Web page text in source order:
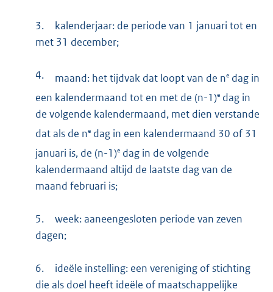
3.
kalenderjaar: de periode van 1 januari tot en
met 31 december;
4. maand: het tijdvak dat loopt van de nedag in
een kalendermaand tot en met de (n-1)edag in
de volgende kalendermaand, met dien verstande
dat als de nedag in een kalendermaand 30 of 31
januari is, de (n-1)edag in de volgende
kalendermaand altijd de laatste dag van de
maand februari is;
5.
week: aaneengesloten periode van zeven
dagen;
6.
ideële instelling: een vereniging of stichting
die als doel heeft ideële of maatschappelijke